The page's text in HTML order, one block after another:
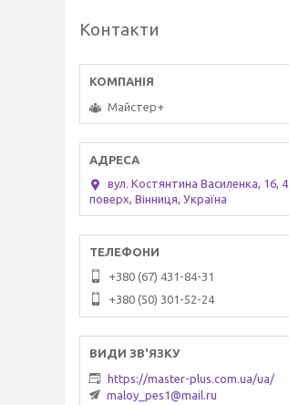
Контакти
Майстер+
вул. Костянтина Василенка, 16, 4
поверх, Вінниця, Україна
+380 (67) 431-84-31
+380 (50) 301-52-24
https://master-plus.com.ua/ua/
maloy_pes1@mail.ru